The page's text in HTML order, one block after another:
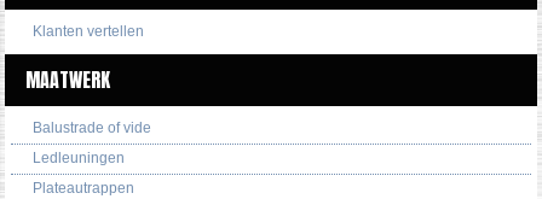
Klanten vertellen
MAATWERK
Balustrade of vide
Ledleuningen
Plateautrappen